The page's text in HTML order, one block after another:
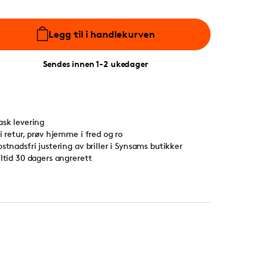
Legg til i handlekurven
Sendes innen 1-2 ukedager
levering
retur, prøv hjemme i fred og ro
justering av briller i Synsams butikker
30 dagers angrerett